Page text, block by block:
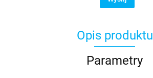
Opis produktu
Parametry